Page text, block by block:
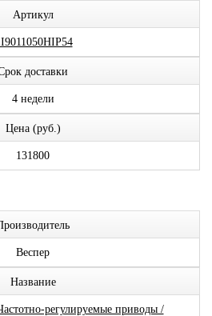
Артикул
доставки
4 недели
Цена (руб.)
131800
Веспер
Название
регулируемые приводы /